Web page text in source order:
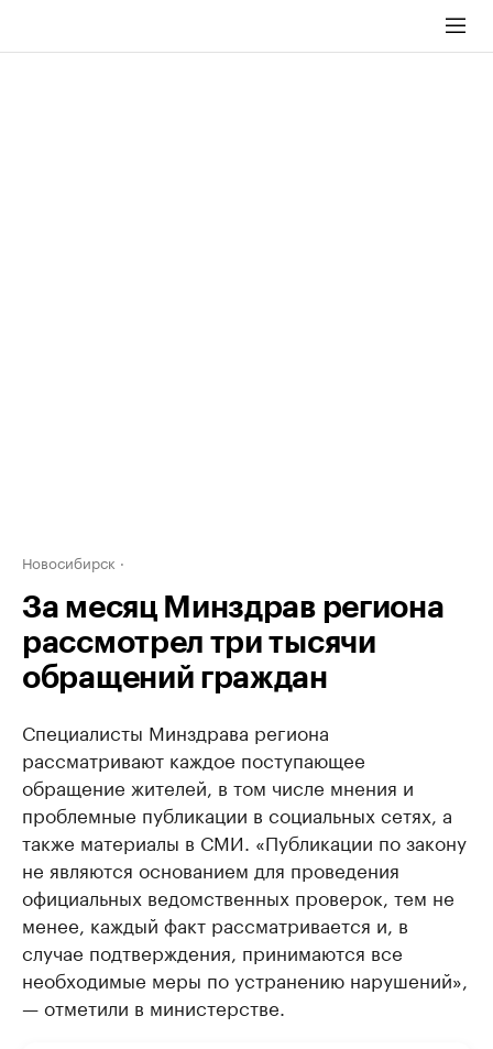
Новосибирск
За месяц Минздрав региона
рассмотрел три тысячи
обращений граждан
Специалисты Минздрава региона
рассматривают каждое поступающее
обращение жителей, в том числе мнения и
проблемные публикации в социальных сетях, а
также материалы в СМИ. «Публикации по закону
не являются основанием для проведения
официальных ведомственных проверок, тем не
менее, каждый факт рассматривается и, в
случае подтверждения, принимаются все
необходимые меры по устранению нарушений»,
— отметили в министерстве.